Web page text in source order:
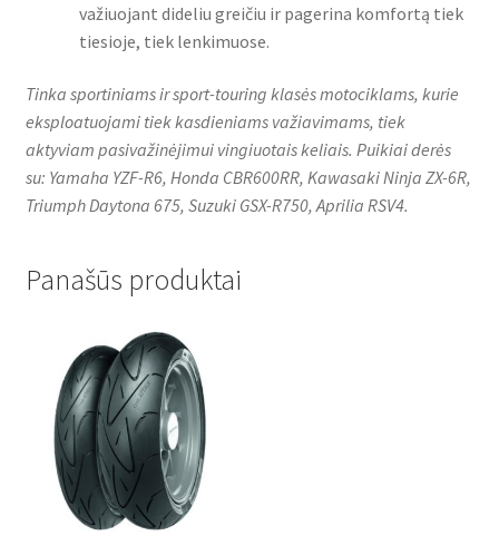
važiuojant dideliu greičiu ir pagerina komfortą tiek
tiesioje, tiek lenkimuose.
Tinka sportiniams ir sport-touring klasės motociklams, kurie
eksploatuojami tiek kasdieniams važiavimams, tiek
aktyviam pasivažinėjimui vingiuotais keliais. Puikiai derės
su: Yamaha YZF-R6, Honda CBR600RR, Kawasaki Ninja ZX-6R,
Triumph Daytona 675, Suzuki GSX-R750, Aprilia RSV4.
Panašūs produktai